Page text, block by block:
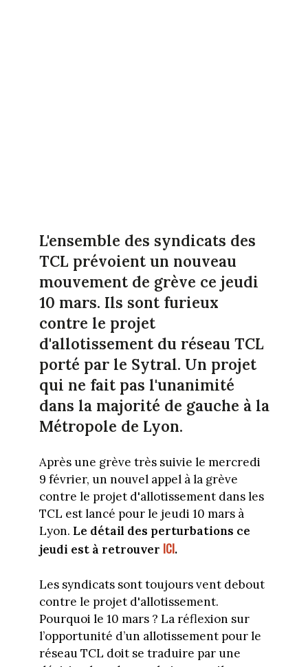
L'ensemble des syndicats des
TCL prévoient un nouveau
mouvement de grève ce jeudi
10 mars. Ils sont furieux
contre le projet
d'allotissement du réseau TCL
porté par le Sytral. Un projet
qui ne fait pas l'unanimité
dans la majorité de gauche à la
Métropole de Lyon.
Après une grève très suivie le mercredi
9 février, un nouvel appel à la grève
contre le projet d'allotissement dans les
TCL est lancé pour le jeudi 10 mars à
Lyon. Le détail des perturbations ce
jeudi est à retrouver ICI.
Les syndicats sont toujours vent debout
contre le projet d'allotissement.
Pourquoi le 10 mars ? Laréflexion sur
l’opportunité d’un allotissement pour le
réseau TCL doit se traduire par une